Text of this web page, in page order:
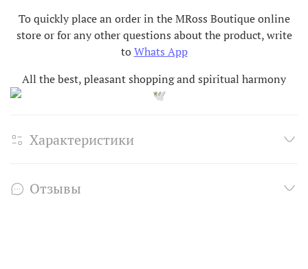
To quickly place an order in the MRoss Boutique online
store or for any other questions about the product, write
to Whats App
All the best, pleasant shopping and spiritual harmony
Характеристики
Отзывы